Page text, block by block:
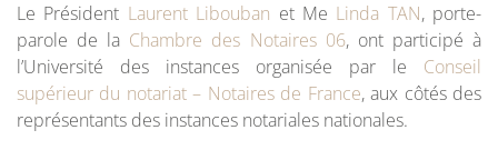
Le Président Laurent Libouban et Me Linda TAN, porte-
parole de la Chambre des Notaires 06, ont participé à
l’Université des instances organisée par le Conseil
supérieur du notariat – Notaires de France, aux côtés des
représentants des instances notariales nationales.